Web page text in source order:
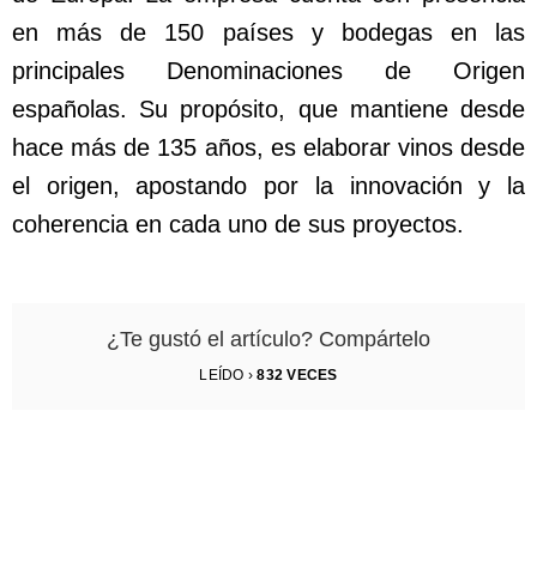
en más de 150 países y bodegas en las
principales Denominaciones de Origen
españolas. Su propósito, que mantiene desde
hace más de 135 años, es elaborar vinos desde
el origen, apostando por la innovación y la
coherencia en cada uno de sus proyectos.
¿Te gustó el artículo? Compártelo
LEÍDO ›832 VECES